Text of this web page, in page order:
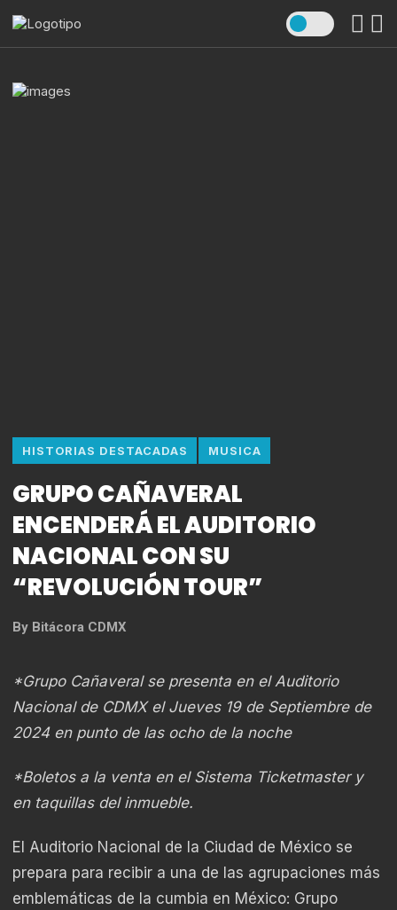
HISTORIAS DESTACADAS MUSICA
GRUPO CAÑAVERAL
ENCENDERÁ EL AUDITORIO
NACIONAL CON SU
“REVOLUCIÓN TOUR”
By Bitácora CDMX
*Grupo Cañaveral se presenta en el Auditorio
Nacional de CDMX el Jueves 19 de Septiembre de
2024 en punto de las ocho de la noche
*Boletos a la venta en el Sistema Ticketmaster y
en taquillas del inmueble.
El Auditorio Nacional de la Ciudad de México se
prepara para recibir a una de las agrupaciones más
emblemáticas de la cumbia en México: Grupo